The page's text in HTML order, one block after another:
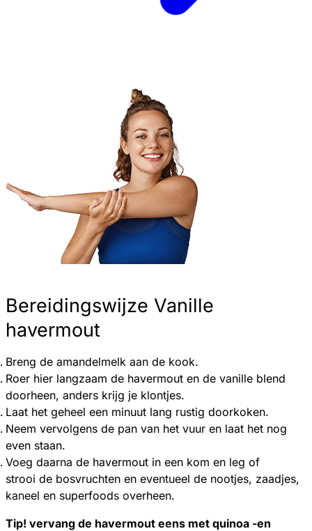
Bereidingswijze Vanille
havermout
Breng de amandelmelk aan de kook.
Roer hier langzaam de havermout en de vanille blend
doorheen, anders krijg je klontjes.
Laat het geheel een minuut lang rustig doorkoken.
Neem vervolgens de pan van het vuur en laat het nog
even staan.
Voeg daarna de havermout in een kom en leg of
strooi de bosvruchten en eventueel de nootjes, zaadjes,
kaneel en superfoods overheen.
Tip! vervang de havermout eens met quinoa -en